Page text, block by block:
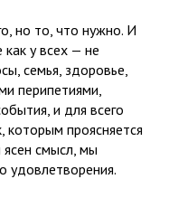
но то, что нужно. И
как у всех — не
семья, здоровье,
перипетиями,
и для всего
которым проясняется
смысл, мы
удовлетворения.